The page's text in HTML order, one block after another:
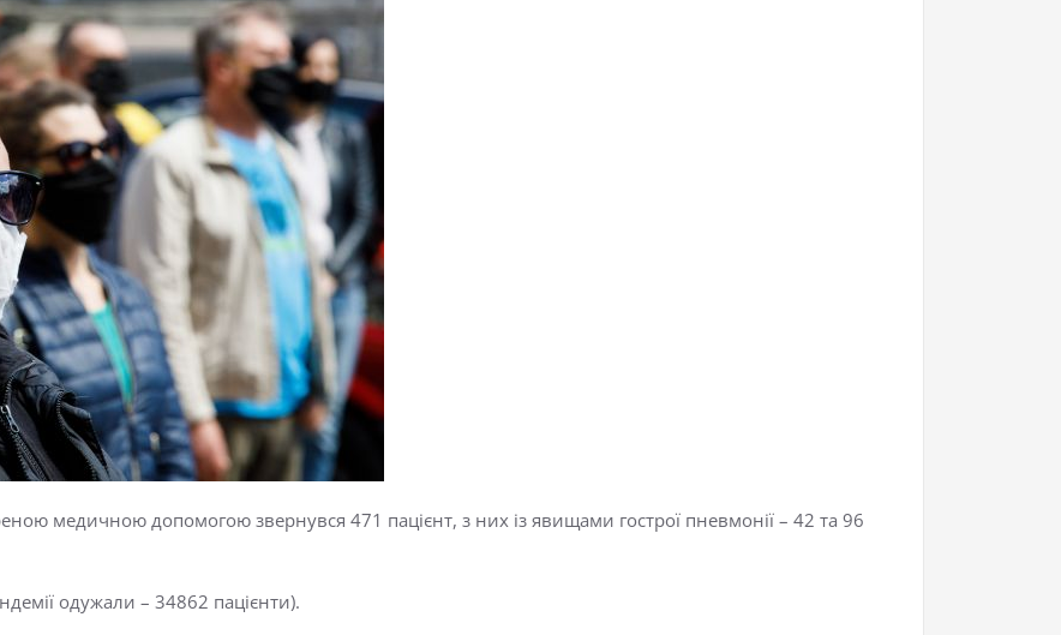
медичною допомогою звернувся 471 пацієнт, з них із явищами гострої пневмонії – 42 та 96
одужали – 34862 пацієнти).